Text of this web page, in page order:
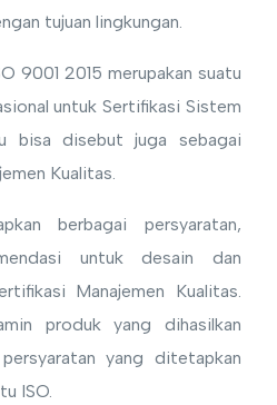
tujuan lingkungan.
9001 2015 merupakan suatu
untuk Sertifikasi Sistem
bisa disebut juga sebagai
Kualitas.
berbagai persyaratan,
untuk desain dan
Manajemen Kualitas.
produk yang dihasilkan
persyaratan yang ditetapkan
ISO.